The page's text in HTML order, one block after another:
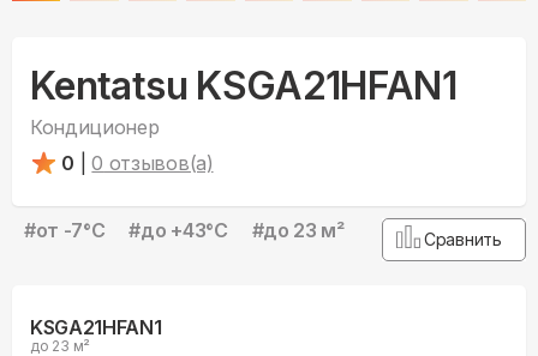
Kentatsu KSGA21HFAN1
Кондиционер
0
0 отзывов(а)
#от -7°С #до +43°С #до 23 м² Сравнить
KSGA21HFAN1
до 23 м²